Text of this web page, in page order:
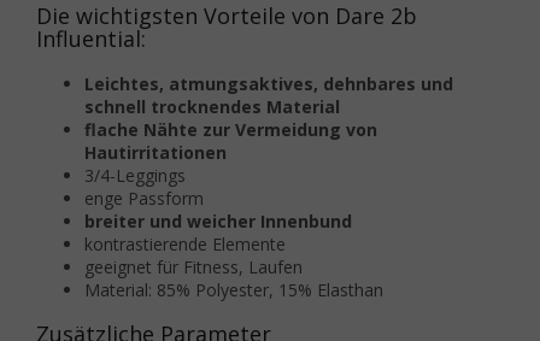
Die wichtigsten Vorteile von Dare 2b
Influential:
Leichtes, atmungsaktives, dehnbares und
schnell trocknendes Material
flache Nähte zur Vermeidung von
Hautirritationen
3/4-Leggings
enge Passform
breiter und weicher Innenbund
kontrastierende Elemente
geeignet für Fitness, Laufen
Material: 85% Polyester, 15% Elasthan
Zusätzliche Parameter